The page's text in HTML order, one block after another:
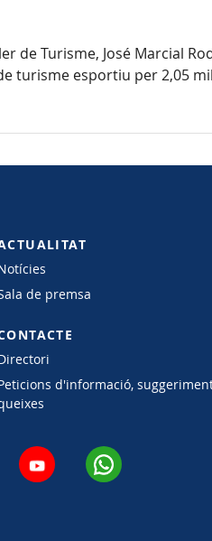
de Turisme, José Marcial
turisme esportiu per 2,05
de premsa
d'informació,